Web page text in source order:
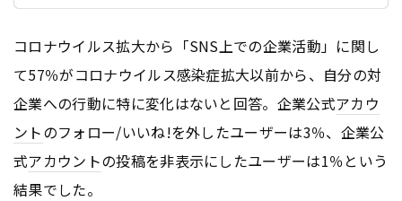
コロナウイルス拡大から「SNS上での企業活動」に関し
て57％がコロナウイルス感染症拡大以前から、自分の対
企業への行動に特に変化はないと回答。企業公式アカウ
ントのフォロー/いいね!を外したユーザーは3％、企業公
式アカウントの投稿を非表示にしたユーザーは1％という
結果でした。